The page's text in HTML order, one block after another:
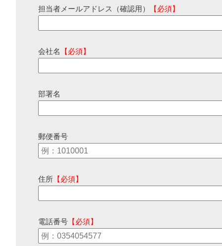
担当者メールアドレス（確認用） 【必須】
会社名 【必須】
部署名
郵便番号
住所 【必須】
電話番号 【必須】